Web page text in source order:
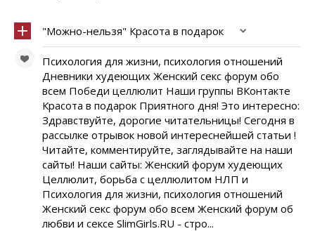
"Можно-нельзя" Красота в подарок
Психология для жизни, психология отношений
Дневники худеющих Женский секс форум обо
всем Победи целлюлит Наши группы ВКонтакте
Красота в подарок Приятного дня! Это интересно:
Здравствуйте, дорогие читательницы! Сегодня в
рассылке отрывок новой интереснейшей статьи !
Читайте, комментируйте, заглядывайте на наши
сайты! Наши сайты: Женский форум худеющих
Целлюлит, борьба с целлюлитом НЛП и
Психология для жизни, психология отношений
Женский секс форум обо всем Женский форум об
любви и сексе SlimGirls.RU - стро...